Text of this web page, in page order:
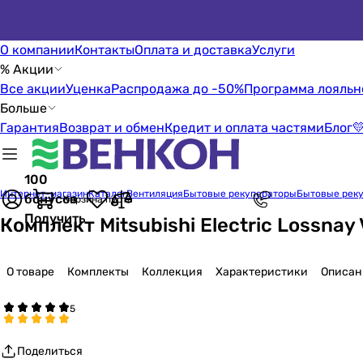
О компанииКонтактыОплата и доставкаУслуги
% Акции
Все акцииУценкаРаспродажа до -50%Программа
Больше
ГарантияВозврат и обменКредит и оплата частямиБлог
100
бонусов
Получить
Корзина пуста
Интернет-магазинКаталогВентиляцияБытовые рекуператорыБытовые
Комплект Mitsubishi Electric Lossnay
О товаре Комплекты Коллекция Характеристики
Поделиться